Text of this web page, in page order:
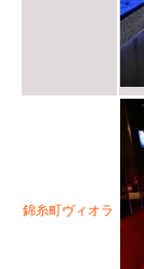
錦糸町ヴィオラ